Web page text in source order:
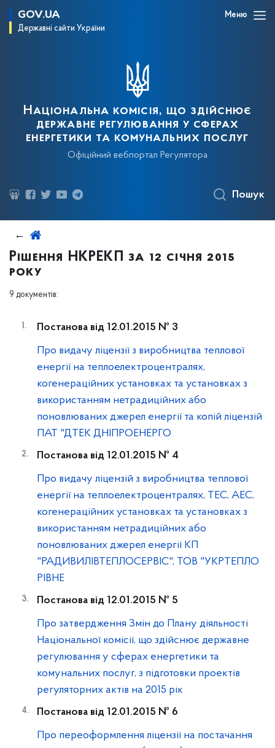
GOV.UA
Державні сайти України
Меню
Національна комісія, що здійснює
державне регулювання у сферах
енергетики та комунальних послуг
Офіційний вебпортал Регулятора
Пошук
Рішення НКРЕКП за 12 січня 2015
року
9 документів:
Постанова від 12.01.2015 № 3
Про видачу ліцензії з виробництва теплової
енергії на теплоелектроцентралях,
когенераційних установках та установках з
використанням нетрадиційних або
поновлюваних джерел енергії та копій ліцензій
ПАТ "ДТЕК ДНІПРОЕНЕРГО
Постанова від 12.01.2015 № 4
Про видачу ліцензій з виробництва теплової
енергії на теплоелектроцентралях, ТЕС, АЕС,
когенераційних установках та установках з
використанням нетрадиційних або
поновлюваних джерел енергії КП
"РАДИВИЛІВТЕПЛОСЕРВІС", ТОВ "УКРТЕПЛО
РІВНЕ
Постанова від 12.01.2015 № 5
Про затвердження Змін до Плану діяльності
Національної комісії, що здійснює державне
регулювання у сферах енергетики та
комунальних послуг, з підготовки проектів
регуляторних актів на 2015 рік
Постанова від 12.01.2015 № 6
Про переоформлення ліцензії на постачання